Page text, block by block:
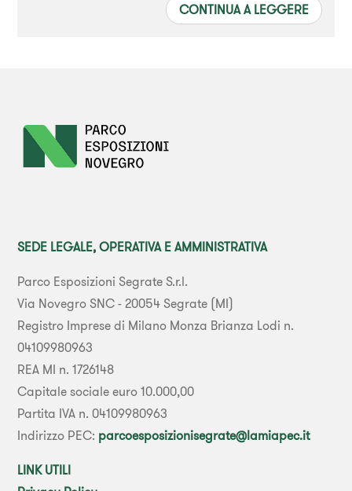
CONTINUA A LEGGERE
SEDE LEGALE, OPERATIVA E AMMINISTRATIVA
Parco Esposizioni Segrate S.r.l.
Via Novegro SNC - 20054 Segrate (MI)
Registro Imprese di Milano Monza Brianza Lodi n.
04109980963
REA MI n. 1726148
Capitale sociale euro 10.000,00
Partita IVA n. 04109980963
Indirizzo PEC: parcoesposizionisegrate@lamiapec.it
LINK UTILI